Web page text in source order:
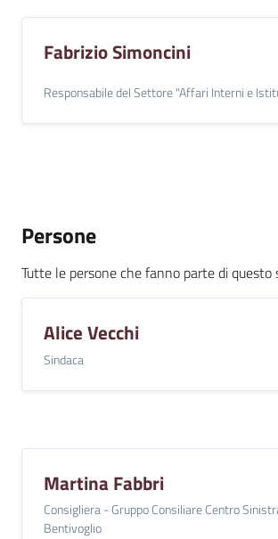
Seguici
Fabrizio Simoncini
Responsabile del Settore "Affari Interni e
Persone
Tutte le persone che fanno parte di questo
Alice Vecchi
Sindaca
Martina Fabbri
Consigliera - Gruppo Consiliare Centro
Bentivoglio